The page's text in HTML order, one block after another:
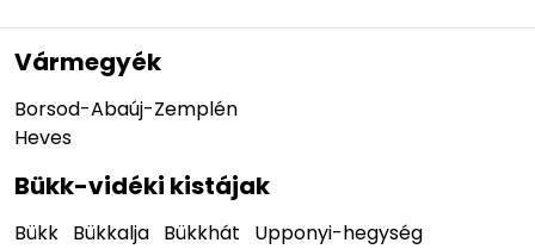
Vármegyék
Borsod-Abaúj-Zemplén
Heves
Bükk-vidéki kistájak
Bükk Bükkalja Bükkhát Upponyi-hegység